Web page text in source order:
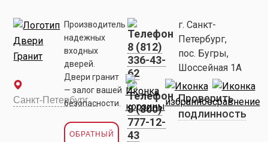
Производитель
надежных
входных
дверей.
Двери гранит
— залог вашей
безопасности.
ОБРАТНЫЙ
8 (812)
336-43-
62
8 (800)
777-12-
43
г. Санкт-
Петербург,
пос. Бугры,
Шоссейная 1А
Проверить
подлинность